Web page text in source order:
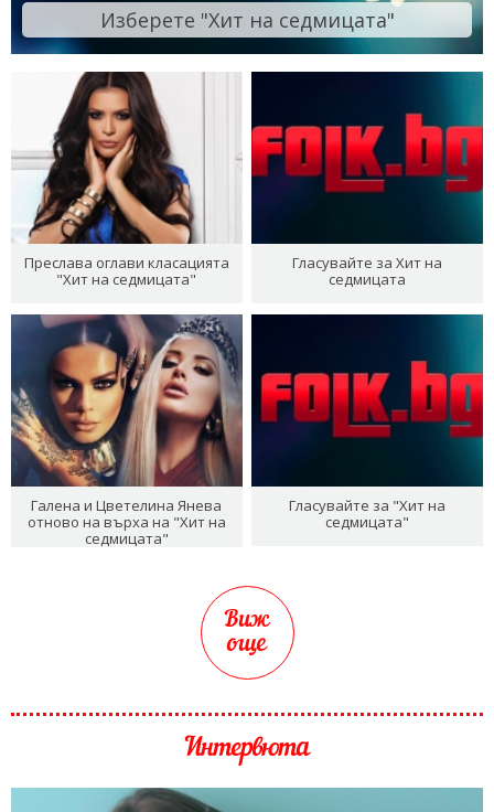
Изберете "Хит на седмицата"
Преслава оглави класацията
"Хит на седмицата"
Гласувайте за Хит на
седмицата
Галена и Цветелина Янева
отново на върха на "Хит на
седмицата"
Гласувайте за "Хит на
седмицата"
Виж
още
Интервюта